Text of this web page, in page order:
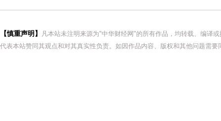
【慎重声明】
凡本站未注明来源为"中华财经网"的所有作品，均转载、编译
代表本站赞同其观点和对其真实性负责。如因作品内容、版权和其他问题需